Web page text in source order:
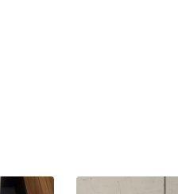
/ 小皮件 推薦精品